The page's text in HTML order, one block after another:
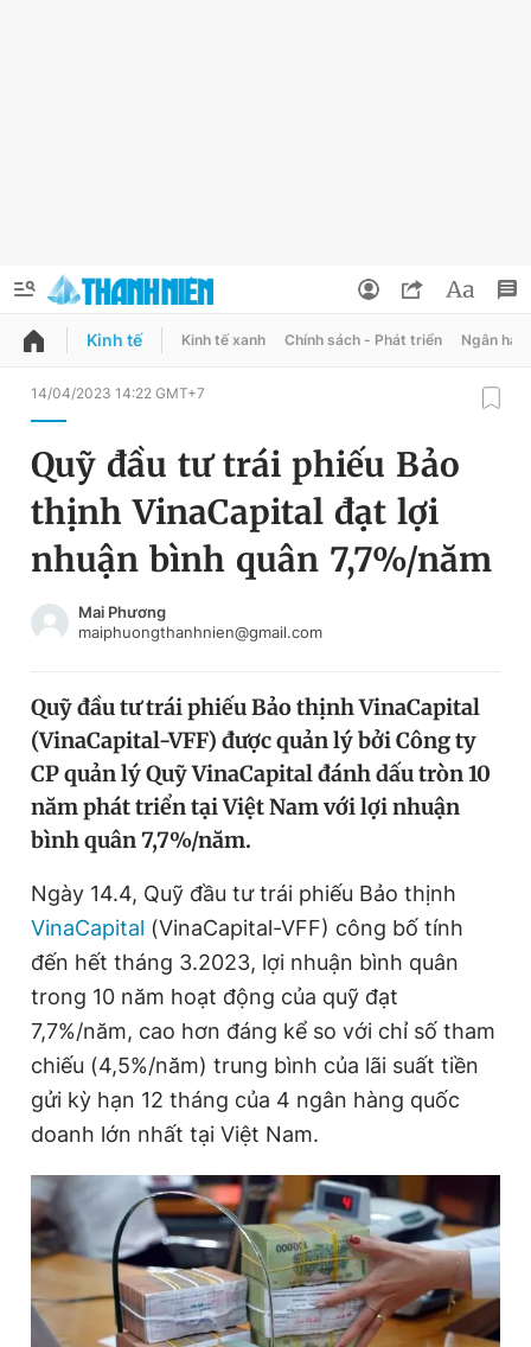
QUẢNG CÁO
Chuyên mục
Chuyên mục khác
Chào ngày mới
Video Magazine
Sản phẩm khác
Tiện ích Bạn cần biết
Thông tin tòa soạn Liên hệ quảng cáo
Đọc Thanh Niên trên điện thoại
Theo dõi báo trên
Đổi mật khẩu
Tin đã lưu
Tin đã xem
Đăng xuất
Kinh tế Kinh tế xanh Chính sách - Phát triển Ngân
14/04/2023 14:22 GMT+7
Quỹ đầu tư trái phiếu Bảo
thịnh VinaCapital đạt lợi
nhuận bình quân 7,7%/năm
Mai Phương
maiphuongthanhnien@gmail.com
Quỹ đầu tư trái phiếu Bảo thịnh VinaCapital
(VinaCapital-VFF) được quản lý bởi Công ty
CP quản lý Quỹ VinaCapital đánh dấu tròn 10
năm phát triển tại Việt Nam với lợi nhuận
bình quân 7,7%/năm.
Ngày 14.4, Quỹ đầu tư trái phiếu Bảo thịnh
VinaCapital (VinaCapital-VFF) công bố tính
đến hết tháng 3.2023, lợi nhuận bình quân
trong 10 năm hoạt động của quỹ đạt
7,7%/năm, cao hơn đáng kể so với chỉ số tham
chiếu (4,5%/năm) trung bình của lãi suất tiền
gửi kỳ hạn 12 tháng của 4 ngân hàng quốc
doanh lớn nhất tại Việt Nam.